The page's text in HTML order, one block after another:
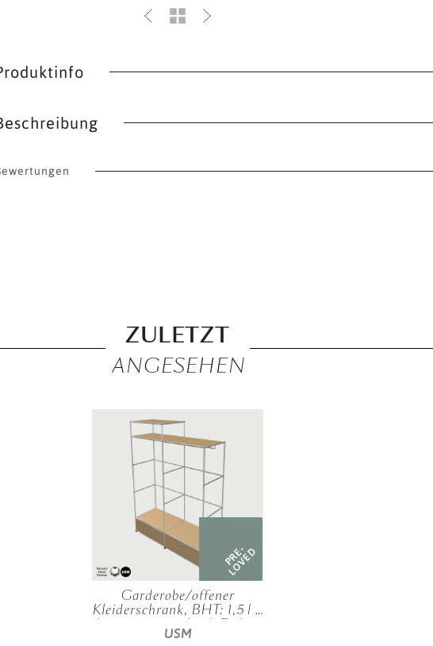
ZULETZT
ANGESEHEN
PRE-
LOVED
Garderobe/offener
Kleiderschrank, BHT: 1,5 | 2
| 0,50 m, verschied. Farben
USM